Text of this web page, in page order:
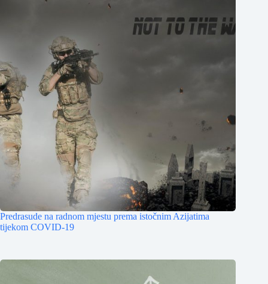
Predrasude na radnom mjestu prema istočnim Azijatima
tijekom COVID-19